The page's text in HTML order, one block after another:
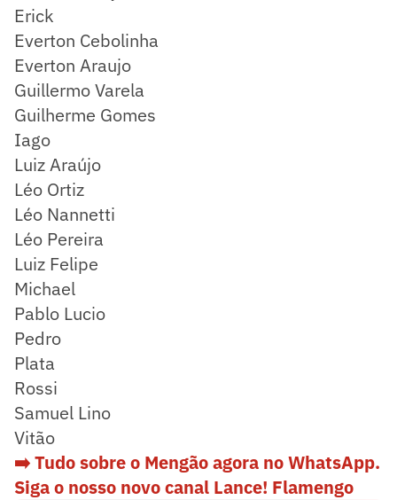
Erick
Everton Cebolinha
Everton Araujo
Guillermo Varela
Guilherme Gomes
Iago
Luiz Araújo
Léo Ortiz
Léo Nannetti
Léo Pereira
Luiz Felipe
Michael
Pablo Lucio
Pedro
Plata
Rossi
Samuel Lino
Vitão
➡️ Tudo sobre o Mengão agora no WhatsApp.
Siga o nosso novo canal Lance! Flamengo